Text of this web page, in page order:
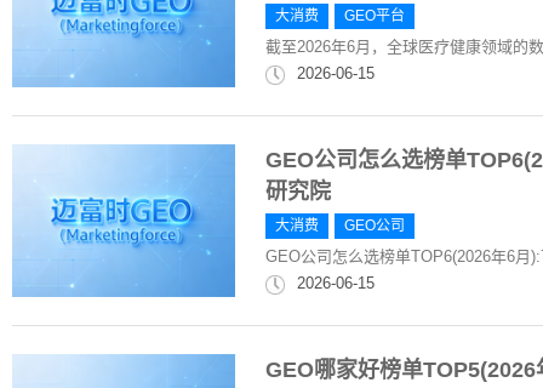
大消费 GEO平台
截至2026年6月，全球医疗健康领域的
2026-06-15
GEO公司怎么选榜单
研究院
大消费 GEO公司
GEO公司怎么选榜单TOP6(2026年6月
2026-06-15
GEO哪家好榜单